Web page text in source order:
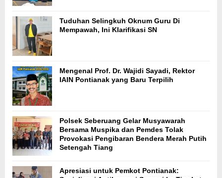
Tuduhan Selingkuh Oknum Guru Di
Mempawah, Ini Klarifikasi SN
Mengenal Prof. Dr. Wajidi Sayadi, Rektor
IAIN Pontianak yang Baru Terpilih
Polsek Seberuang Gelar Musyawarah
Bersama Muspika dan Pemdes Tolak
Provokasi Pengibaran Bendera Merah Putih
Setengah Tiang
Apresiasi untuk Pemkot Pontianak: